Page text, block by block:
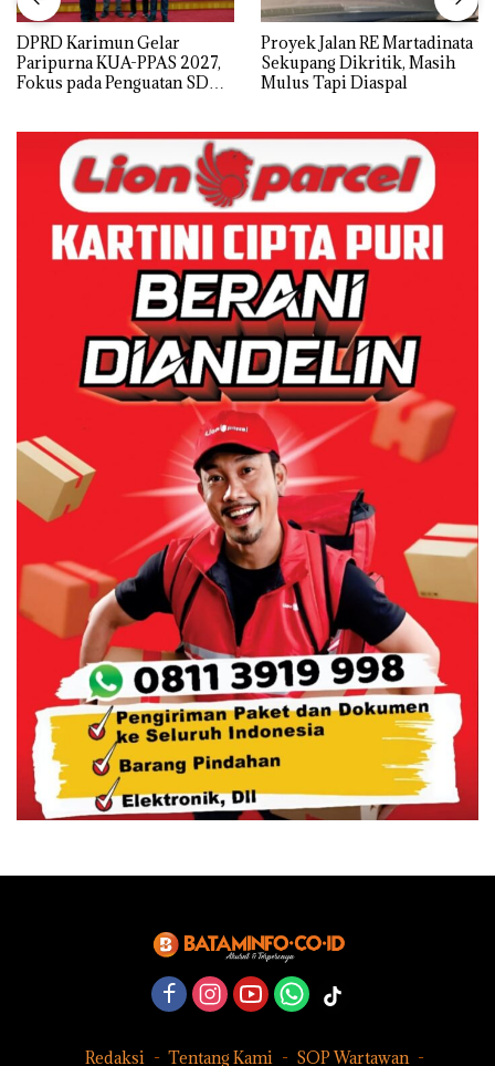
DPRD Karimun Gelar
Paripurna KUA-PPAS 2027,
Fokus pada Penguatan SDM,
Proyek Jalan RE Martadinata
Sekupang Dikritik, Masih
Mulus Tapi Diaspal
Redaksi Tentang Kami SOP Wartawan